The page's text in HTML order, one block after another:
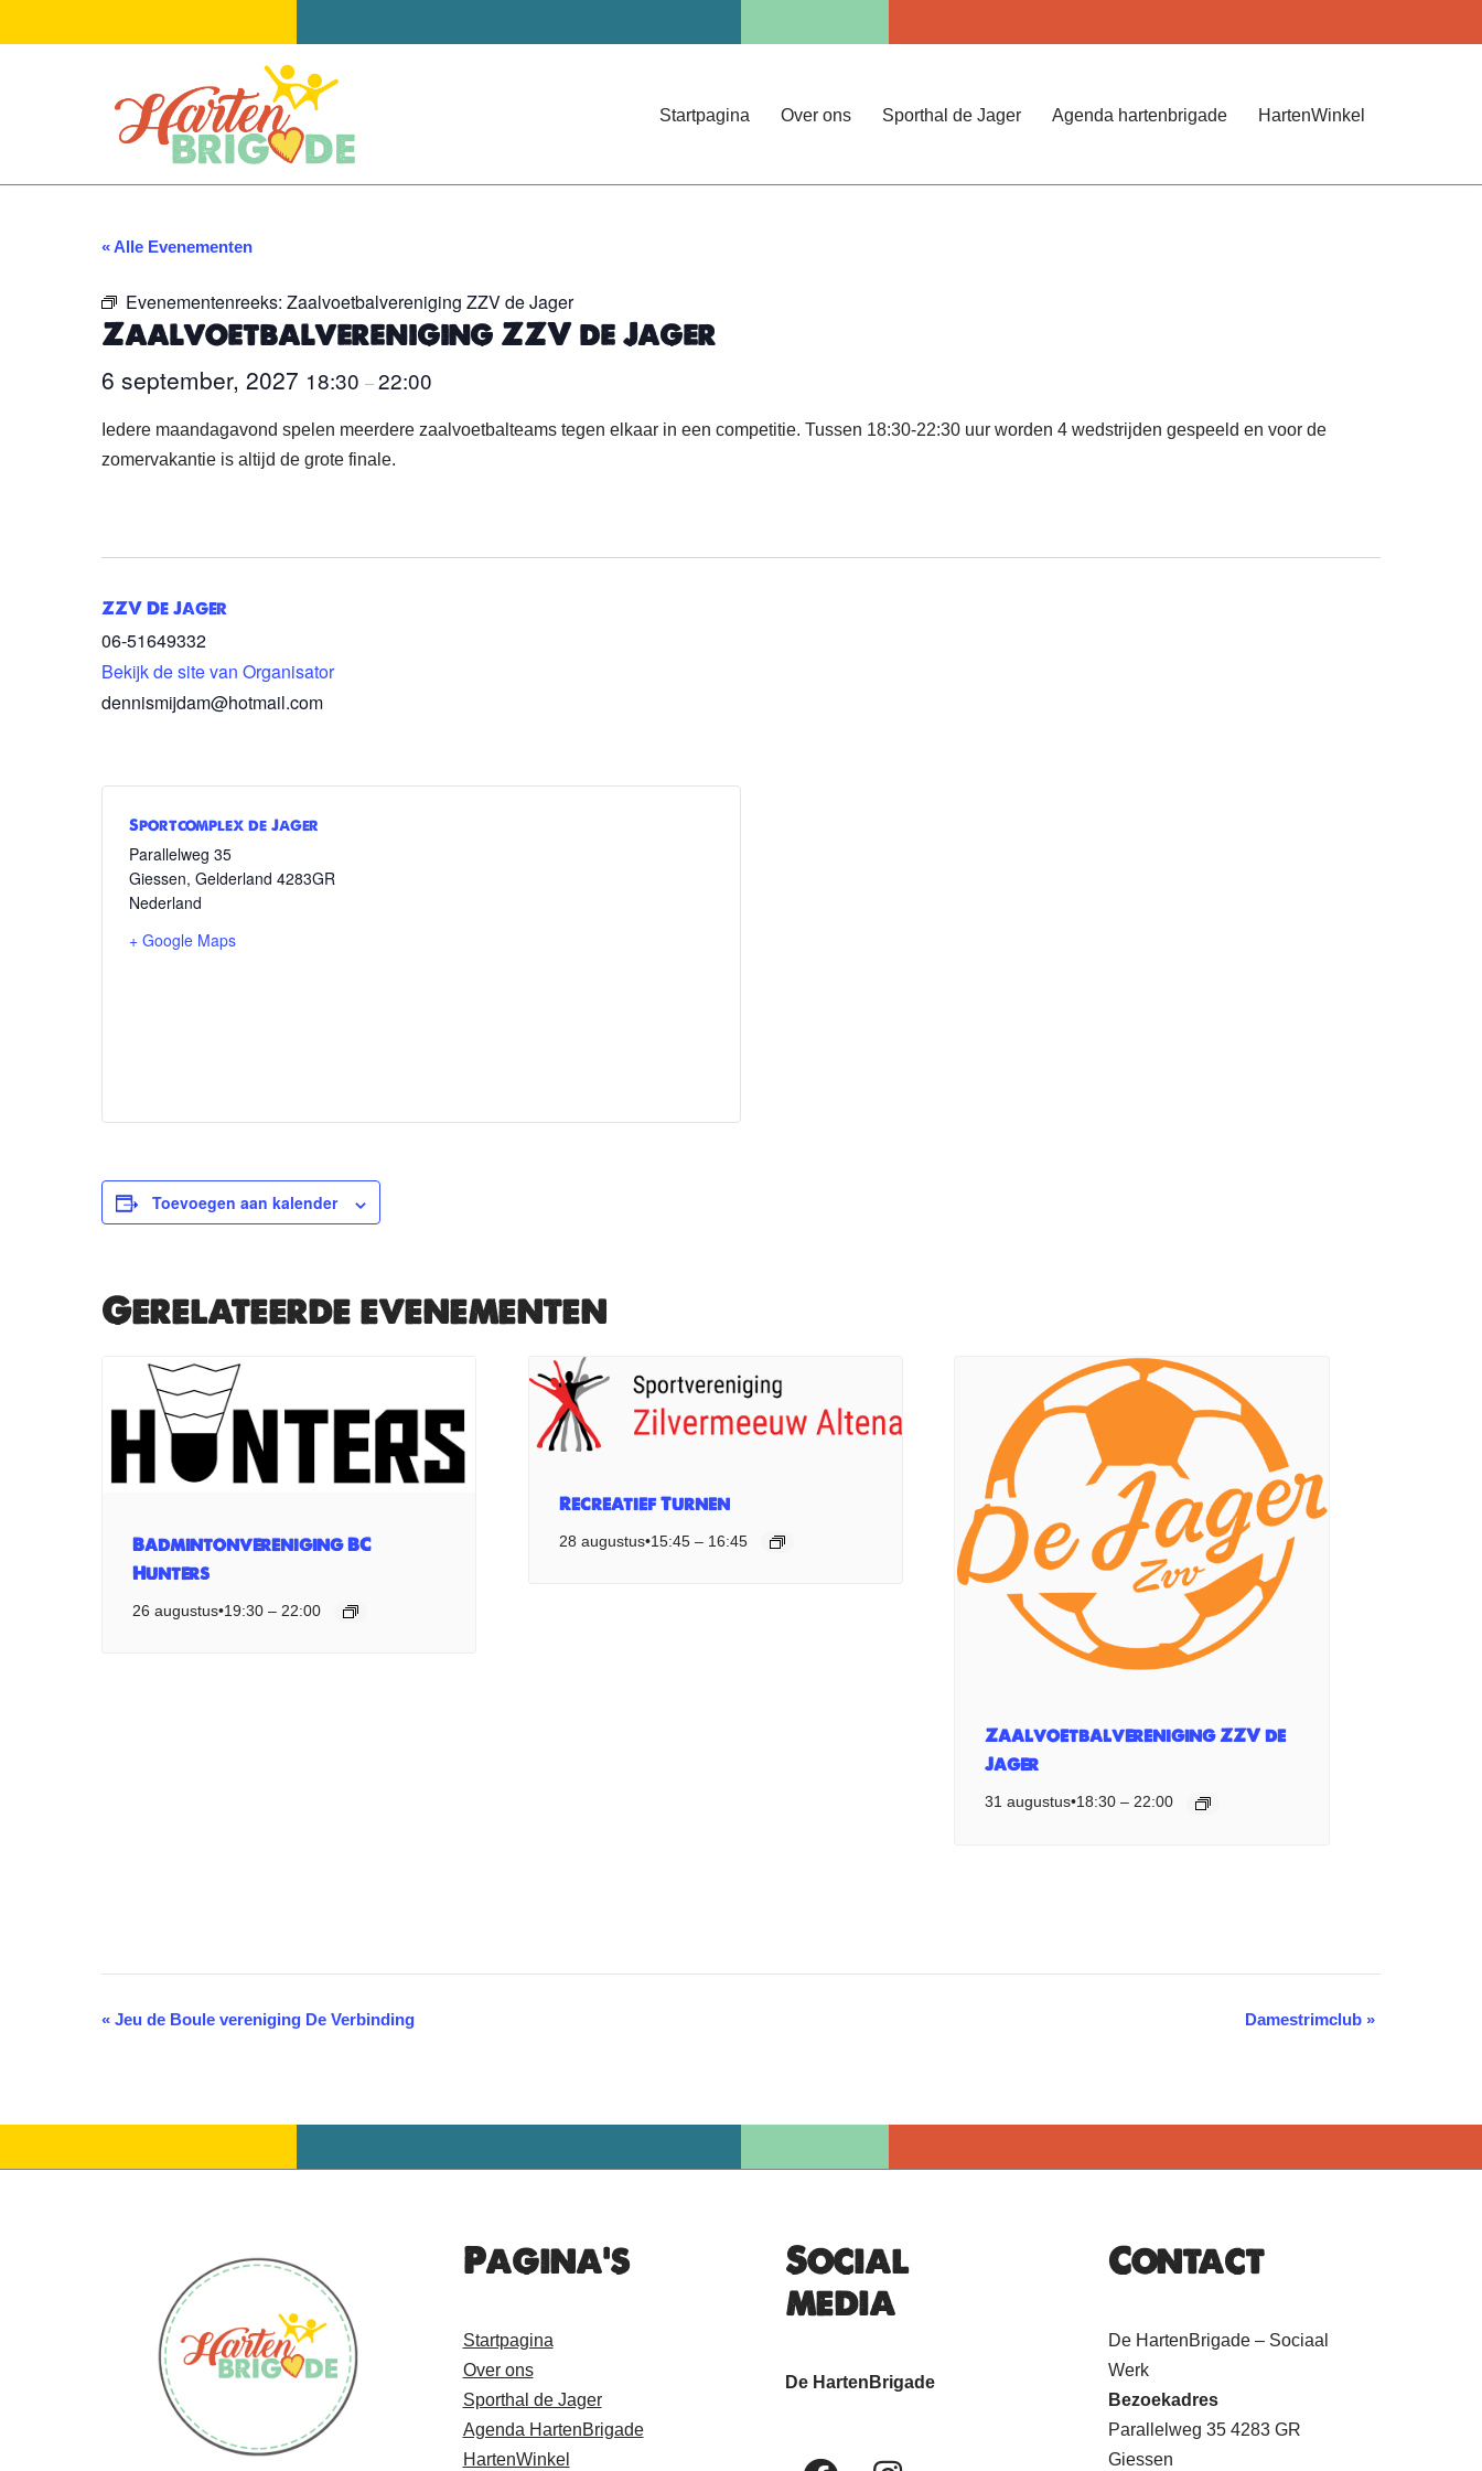
Startpagina Over ons Sporthal de Jager Agenda hartenbrigade HartenWinkel
« Alle Evenementen
Evenementenreeks: Zaalvoetbalvereniging ZZV de Jager
Zaalvoetbalvereniging ZZV de Jager
6 september, 2027 18:30 –22:00
Iedere maandagavond spelen meerdere zaalvoetbalteams tegen elkaar in een competitie. Tussen 18:30-22:30 uur worden 4 wedstrijden gespeeld en voor de
zomervakantie is altijd de grote finale.
ZZV De Jager
06-51649332
Bekijk de site van Organisator
dennismijdam@hotmail.com
Sportcomplex de Jager
Parallelweg 35
Giessen, Gelderland 4283GR
Nederland
+ Google Maps
Toevoegen aan kalender
Gerelateerde evenementen
Badmintonvereniging BC
Hunters
26 augustus•19:30 – 22:00
Recreatief Turnen
28 augustus•15:45– 16:45
Zaalvoetbalvereniging ZZV de
Jager
31 augustus•18:30 –22:00
Evenement
« Jeu de Boule vereniging De Verbinding Damestrimclub »
Pagina's
Startpagina
Over ons
Sporthal de Jager
Agenda HartenBrigade
HartenWinkel
Social
media
De HartenBrigade
Contact
De HartenBrigade – Sociaal
Werk
Bezoekadres
Parallelweg 35 4283 GR
Giessen